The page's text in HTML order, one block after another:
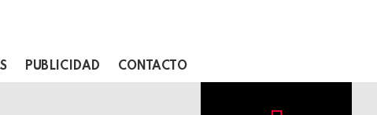
PUBLICIDAD CONTACTO